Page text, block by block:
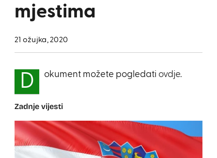
mjestima
21 ožujka, 2020
D okument možete pogledati ovdje.
Zadnje vijesti